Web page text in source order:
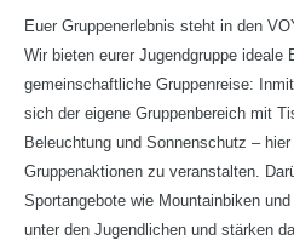
Euer Gruppenerlebnis steht in den
Wir bieten eurer Jugendgruppe ideale
gemeinschaftliche Gruppenreise:
sich der eigene Gruppenbereich mit
Beleuchtung und Sonnenschutz –
Gruppenaktionen zu veranstalten.
Sportangebote wie Mountainbiken
unter den Jugendlichen und stärken